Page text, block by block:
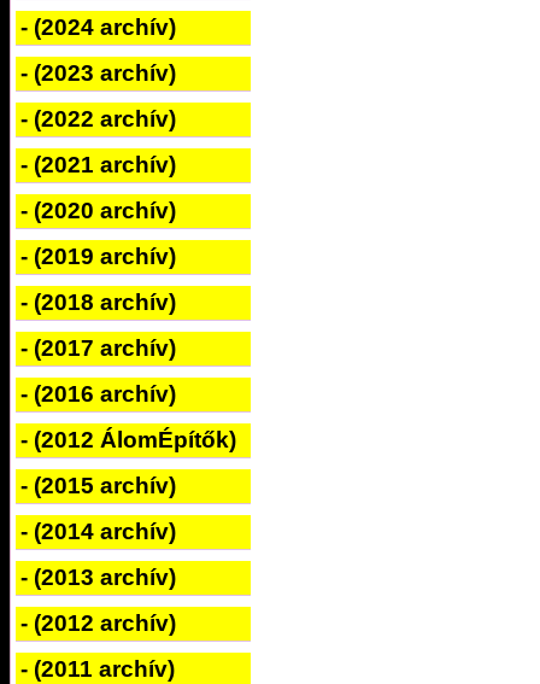
- (2024 archív)
- (2023 archív)
- (2022 archív)
- (2021 archív)
- (2020 archív)
- (2019 archív)
- (2018 archív)
- (2017 archív)
- (2016 archív)
- (2012 ÁlomÉpítők)
- (2015 archív)
- (2014 archív)
- (2013 archív)
- (2012 archív)
- (2011 archív)